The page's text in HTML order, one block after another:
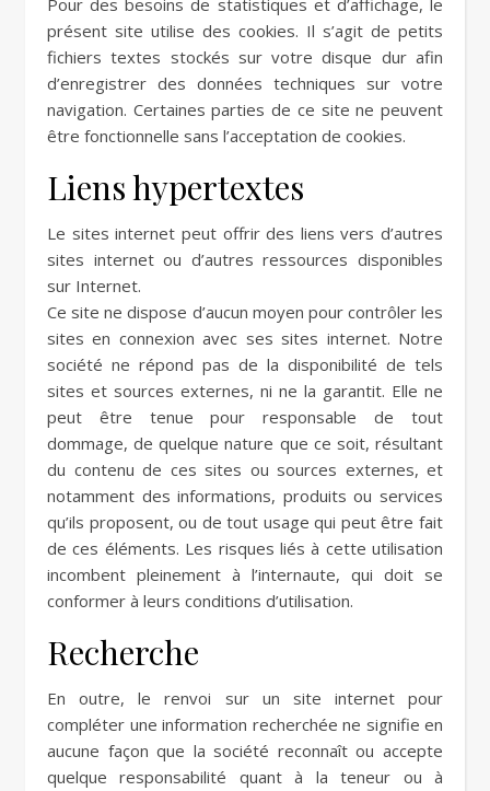
Pour des besoins de statistiques et d’affichage, le
présent site utilise des cookies. Il s’agit de petits
fichiers textes stockés sur votre disque dur afin
d’enregistrer des données techniques sur votre
navigation. Certaines parties de ce site ne peuvent
être fonctionnelle sans l’acceptation de cookies.
Liens hypertextes
Le sites internet peut offrir des liens vers d’autres
sites internet ou d’autres ressources disponibles
sur Internet.
Ce site ne dispose d’aucun moyen pour contrôler les
sites en connexion avec ses sites internet. Notre
société ne répond pas de la disponibilité de tels
sites et sources externes, ni ne la garantit. Elle ne
peut être tenue pour responsable de tout
dommage, de quelque nature que ce soit, résultant
du contenu de ces sites ou sources externes, et
notamment des informations, produits ou services
qu’ils proposent, ou de tout usage qui peut être fait
de ces éléments. Les risques liés à cette utilisation
incombent pleinement à l’internaute, qui doit se
conformer à leurs conditions d’utilisation.
Recherche
En outre, le renvoi sur un site internet pour
compléter une information recherchée ne signifie en
aucune façon que la société reconnaît ou accepte
quelque responsabilité quant à la teneur ou à